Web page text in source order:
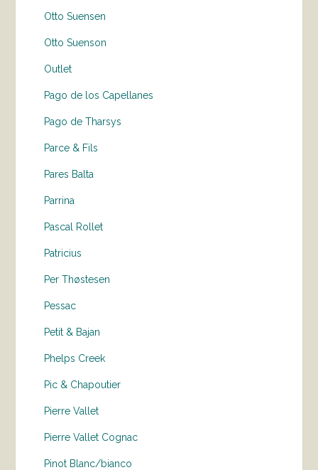
Otto Suensen
Otto Suenson
Outlet
Pago de los Capellanes
Pago de Tharsys
Parce & Fils
Pares Balta
Parrina
Pascal Rollet
Patricius
Per Thøstesen
Pessac
Petit & Bajan
Phelps Creek
Pic & Chapoutier
Pierre Vallet
Pierre Vallet Cognac
Pinot Blanc/bianco